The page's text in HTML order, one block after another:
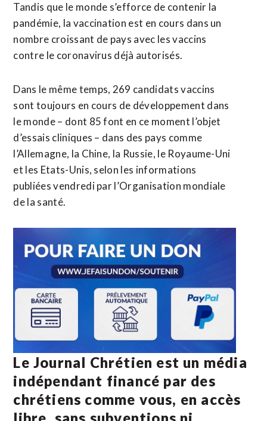
Tandis que le monde s’efforce de contenir la
pandémie, la vaccination est en cours dans un
nombre croissant de pays avec les vaccins
contre le coronavirus déjà autorisés.
Dans le même temps, 269 candidats vaccins
sont toujours en cours de développement dans
le monde – dont 85 font en ce moment l’objet
d’essais cliniques – dans des pays comme
l’Allemagne, la Chine, la Russie, le Royaume-Uni
et les Etats-Unis, selon les informations
publiées vendredi par l’Organisation mondiale
de la santé.
Le Journal Chrétien est un média
indépendant financé par des
chrétiens comme vous, en accès